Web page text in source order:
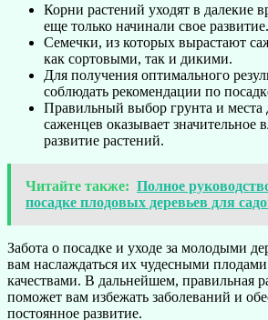
Корни растений уходят в далекие
еще только начинали свое развитие.
Семечки, из которых вырастают
как сортовыми, так и дикими.
Для получения оптимального
соблюдать рекомендации по
Правильный выбор грунта и места
саженцев оказывает значительное
развитие растений.
Читайте также: Полное
посадке плодовых деревьев для
Забота о посадке и уходе за молодыми
вам наслаждаться их чудесными
качествами. В дальнейшем, правильная
поможет вам избежать заболеваний и
постоянное развитие.